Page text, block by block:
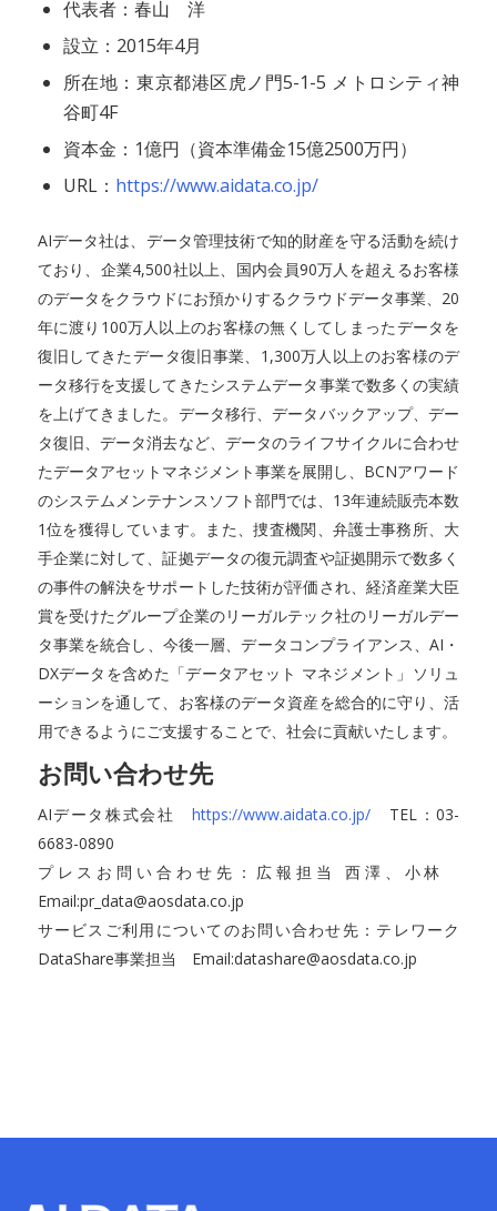
代表者：春山 洋
設立：2015年4月
所在地：東京都港区虎ノ門5-1-5 メトロシティ神
谷町4F
資本金：1億円（資本準備金15億2500万円）
URL： https://www.aidata.co.jp/
AIデータ社は、データ管理技術で知的財産を守る活動を続け
ており、企業4,500社以上、国内会員90万人を超えるお客様
のデータをクラウドにお預かりするクラウドデータ事業、20
年に渡り100万人以上のお客様の無くしてしまったデータを
復旧してきたデータ復旧事業、1,300万人以上のお客様のデ
ータ移行を支援してきたシステムデータ事業で数多くの実績
を上げてきました。データ移行、データバックアップ、デー
タ復旧、データ消去など、データのライフサイクルに合わせ
たデータアセットマネジメント事業を展開し、BCNアワード
のシステムメンテナンスソフト部門では、13年連続販売本数
1位を獲得しています。また、捜査機関、弁護士事務所、大
手企業に対して、証拠データの復元調査や証拠開示で数多く
の事件の解決をサポートした技術が評価され、経済産業大臣
賞を受けたグループ企業のリーガルテック社のリーガルデー
タ事業を統合し、今後一層、データコンプライアンス、AI・
DXデータを含めた「データアセット マネジメント」ソリュ
ーションを通して、お客様のデータ資産を総合的に守り、活
用できるようにご支援することで、社会に貢献いたします。
お問い合わせ先
AIデータ株式会社 https://www.aidata.co.jp/ TEL：03-
6683-0890
プレスお問い合わせ先：広報担当 西澤、小林
Email:pr_data@aosdata.co.jp
サービスご利用についてのお問い合わせ先：テレワーク
DataShare事業担当 Email:datashare@aosdata.co.jp